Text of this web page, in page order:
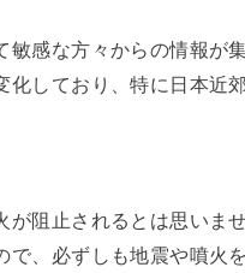
敏感な方々からの情報が
化しており、特に日本近
が阻止されるとは思いま
、必ずしも地震や噴火